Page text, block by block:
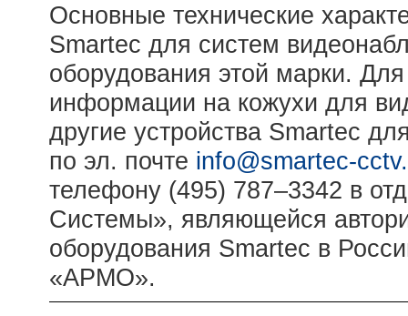
Основные технические
Smartec для систем
оборудования этой марки.
информации на кожухи для
другие устройства Smartec
по эл. почте info@smartec-
телефону (495) 787–3342 в
Системы», являющейся
оборудования Smartec в
«АРМО».